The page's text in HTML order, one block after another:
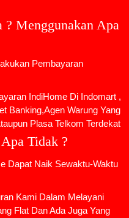
Menggunakan Apa
Pembayaran
IndiHome Di Indomart ,
Banking,Agen Warung Yang
Plasa Telkom Terdekat
Tidak ?
Dapat Naik Sewaktu-Waktu
Kami Dalam Melayani
Flat Dan Ada Juga Yang